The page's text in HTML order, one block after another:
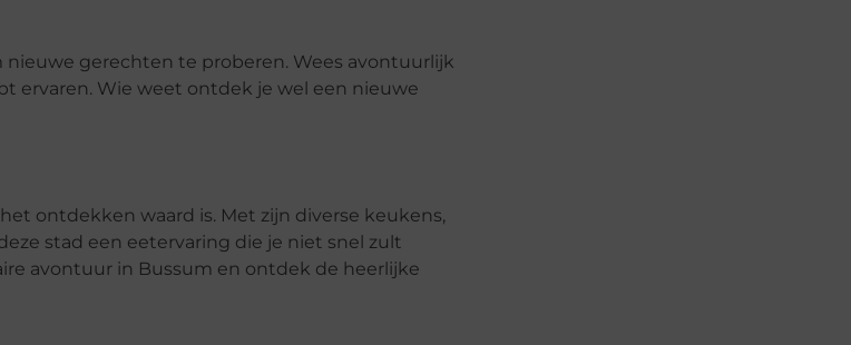
gerechten te proberen. Wees avontuurlijk
ervaren. Wie weet ontdek je wel een nieuwe
ontdekken waard is. Met zijn diverse keukens,
stad een eetervaring die je niet snel zult
avontuur in Bussum en ontdek de heerlijke